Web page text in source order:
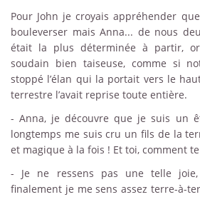
Pour John je croyais appréhender
bouleverser mais Anna... de nous
était la plus déterminée à partir,
soudain bien taiseuse, comme si
stoppé l’élan qui la portait vers le
terrestre l’avait reprise toute entière.
- Anna, je découvre que je suis un
longtemps me suis cru un fils de la
et magique à la fois ! Et toi, comment
- Je ne ressens pas une telle
finalement je me sens assez terre-à-